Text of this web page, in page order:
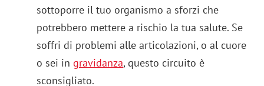
sottoporre il tuo organismo a sforzi che
potrebbero mettere a rischio la tua salute. Se
soffri di problemi alle articolazioni, o al cuore
o sei ingravidanza, questo circuito è
sconsigliato.